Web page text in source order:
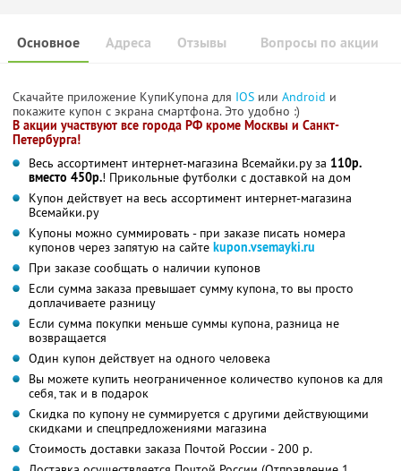
Основное Отзывы Вопросы по акции
Адреса
Скачайте приложение КупиКупона для IOS или Android и
покажите купон с экрана смартфона. Это удобно :)
В акции участвуют все города РФ кроме Москвы и Санкт-
Петербурга!
Весь ассортимент интернет-магазина Всемайки.ру за 110р.
вместо 450р.! Прикольные футболки с доставкой на дом
Купон действует на весь ассортимент интернет-магазина
Всемайки.ру
Купоны можно суммировать - при заказе писать номера
купонов через запятую на сайте kupon.vsemayki.ru
При заказе сообщать о наличии купонов
Если сумма заказа превышает сумму купона, то вы просто
доплачиваете разницу
Если сумма покупки меньше суммы купона, разница не
возвращается
Один купон действует на одного человека
Вы можете купить неограниченное количество купонов ка для
себя, так и в подарок
Скидка по купону не суммируется с другими действующими
скидками и спецпредложениями магазина
Стоимость доставки заказа Почтой России - 200 р.